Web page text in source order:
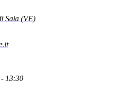
LE CAUSE OSTATIVE AL
Sala (VE)
13:30